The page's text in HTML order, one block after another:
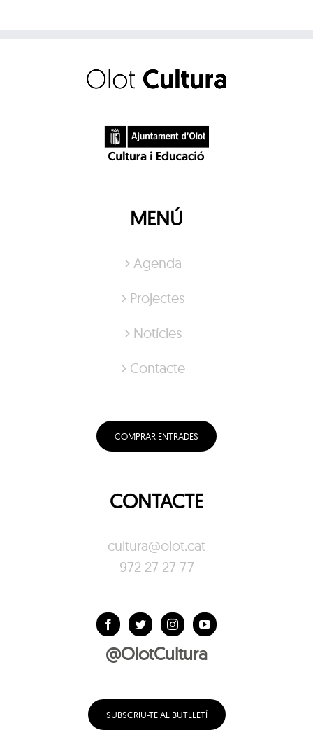
MENÚ
Agenda
Projectes
Notícies
Contacte
COMPRAR ENTRADES
CONTACTE
cultura@olot.cat
972 27 27 77
@OlotCultura
SUBSCRIU-TE AL BUTLLETÍ